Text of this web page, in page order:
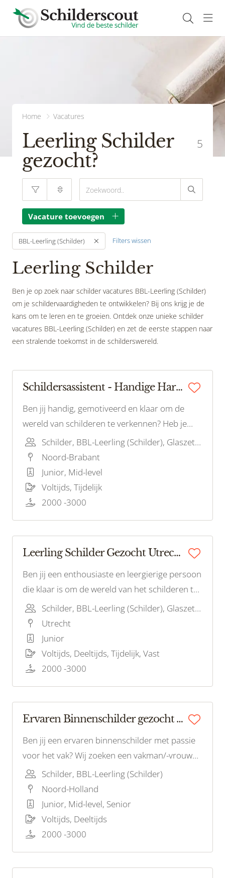
Home Vacatures
Leerling Schilder
gezocht?
5
Vacature toevoegen
BBL-Leerling (Schilder) Filters wissen
Leerling Schilder
Ben je op zoek naar schilder vacatures BBL-Leerling (Schilder)
om je schildervaardigheden te ontwikkelen? Bij ons krijg je de
kans om te leren en te groeien. Ontdek onze unieke schilder
vacatures BBL-Leerling (Schilder) en zet de eerste stappen naar
een stralende toekomst in de schilderswereld.
Schildersassistent - Handige Harry/Harriët gezocht!
Ben jij handig, gemotiveerd en klaar om de
wereld van schilderen te verkennen? Heb je
een passie voor het werken met je handen en
de drang om een waardevolle bijdrage te
leveren aan ons schilderteam? Dan zijn wij op
zoek naar jou!
Schilder, BBL-Leerling (Schilder), Glaszetter, Bouwvakhelper, BBL-Leerling (Glas)
Noord-Brabant
Junior, Mid-level
Voltijds, Tijdelijk
2000 -3000
Leerling Schilder Gezocht Utrecht!
Ben jij een enthousiaste en leergierige persoon
die klaar is om de wereld van het schilderen te
verkennen? Wil je een leerling-schilder worden
en de fijne kneepjes van het vak leren? Dan zijn
wij op zoek naar jou!
Schilder, BBL-Leerling (Schilder), Glaszetter
Utrecht
Junior
Voltijds, Deeltijds, Tijdelijk, Vast
2000 -3000
Ervaren Binnenschilder gezocht Amsterdam!
Ben jij een ervaren binnenschilder met passie
voor het vak? Wij zoeken een vakman/-vrouw
met oog voor detail en precisie. Als onderdeel
van ons team werk je aan interieurprojecten in
en rondom Amsterdam.
Schilder, BBL-Leerling (Schilder)
Noord-Holland
Junior, Mid-level, Senior
Voltijds, Deeltijds
2000 -3000